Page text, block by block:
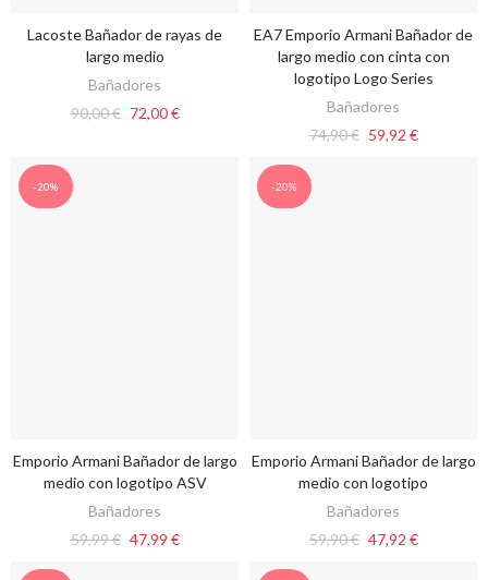
VER OPCIONES
Lacoste Bañador de rayas de
largo medio
Bañadores
90,00 € 72,00 €
VER OPCIONES
EA7 Emporio Armani Bañador de
largo medio con cinta con
logotipo Logo Series
Bañadores
74,90 € 59,92 €
-20%
VER OPCIONES
Emporio Armani Bañador de largo
medio con logotipo ASV
Bañadores
59,99 € 47,99 €
-20%
VER OPCIONES
Emporio Armani Bañador de largo
medio con logotipo
Bañadores
59,90 € 47,92 €